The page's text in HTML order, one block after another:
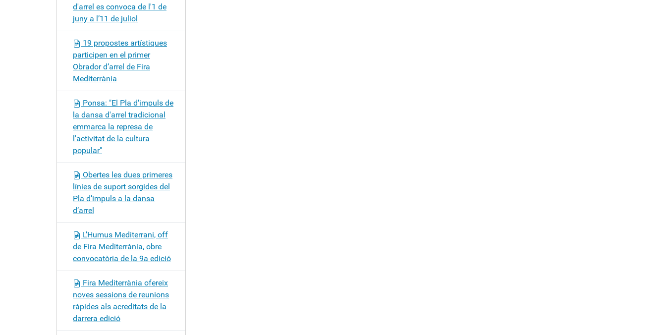
d'arrel es convoca de l'1 de
juny a l’11 de juliol
19 propostes artístiques
participen en el primer
Obrador d’arrel de Fira
Mediterrània
Ponsa: "El Pla d'impuls de
la dansa d'arrel tradicional
emmarca la represa de
l'activitat de la cultura
popular"
Obertes les dues primeres
línies de suport sorgides del
Pla d’impuls a la dansa
d’arrel
L’Humus Mediterrani, off
de Fira Mediterrània, obre
convocatòria de la 9a edició
Fira Mediterrània ofereix
noves sessions de reunions
ràpides als acreditats de la
darrera edició